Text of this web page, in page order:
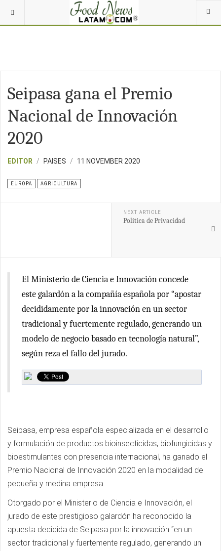
Seipasa gana el Premio
Nacional de Innovación
2020
EDITOR PAISES 11 NOVEMBER 2020
EUROPA AGRICULTURA
NEXT ARTICLE
Política de Privacidad
El Ministerio de Ciencia e Innovación concede
este galardón a la compañía española por “apostar
decididamente por la innovación en un sector
tradicional y fuertemente regulado, generando un
modelo de negocio basado en tecnología natural”,
según reza el fallo del jurado.
Seipasa, empresa española especializada en el desarrollo
y formulación de productos bioinsecticidas, biofungicidas y
bioestimulantes con presencia internacional, ha ganado el
Premio Nacional de Innovación 2020 en la modalidad de
pequeña y medina empresa.
Otorgado por el Ministerio de Ciencia e Innovación, el
jurado de este prestigioso galardón ha reconocido la
apuesta decidida de Seipasa por la innovación “en un
sector tradicional y fuertemente regulado, generando un